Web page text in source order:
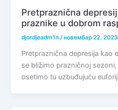
Pretpraznična
praznike u dobrom
djordjeadm1n/новембар 22, 2023
Pretpraznična depresija kao
se bližimo prazničnoj
osetimo tu uzbuđujuću